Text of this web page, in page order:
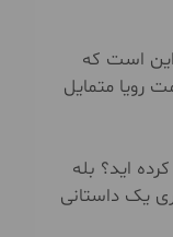
این است که
رویا متمایل
اید؟ بله
یک داستانی